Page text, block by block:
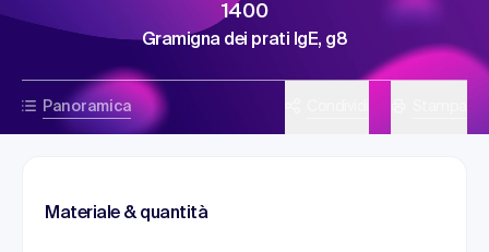
Panoramica
1400
Gramigna dei prati IgE, g8
Materiale & quantità